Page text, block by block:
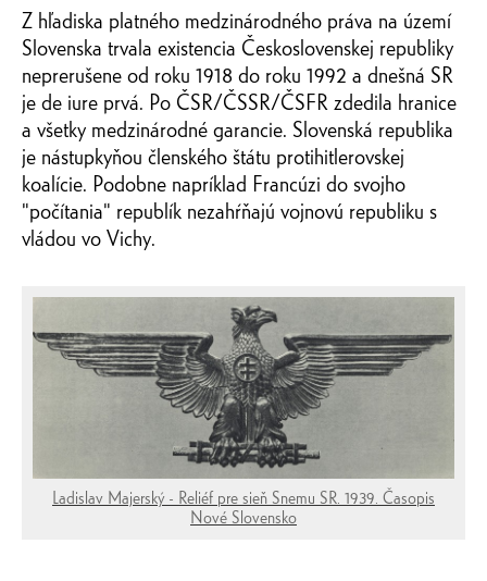
Z hľadiska platného medzinárodného práva na území
Slovenska trvala existencia Československej republiky
neprerušene od roku 1918 do roku 1992 a dnešná SR
je de iure prvá. Po ČSR/ČSSR/ČSFR zdedila hranice
a všetky medzinárodné garancie. Slovenská republika
je nástupkyňou členského štátu protihitlerovskej
koalície. Podobne napríklad Francúzi do svojho
"počítania" republík nezahŕňajú vojnovú republiku s
vládou vo Vichy.
Ladislav Majerský - Reliéf pre sieň Snemu SR. 1939. Časopis
Nové Slovensko